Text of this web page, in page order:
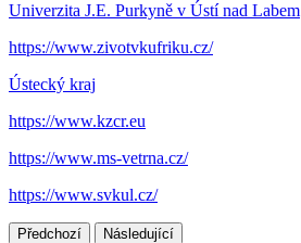
Univerzita J.E. Purkyně v Ústí nad Labem
https://www.zivotvkufriku.cz/
Ústecký kraj
https://www.kzcr.eu
https://www.ms-vetrna.cz/
https://www.svkul.cz/
Předchozí Následující